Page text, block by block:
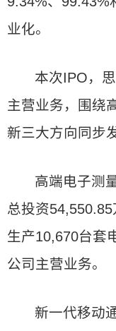
业化。
本次IPO，
主营业务，围绕
新三大方向同步
高端电子测
总投资
生产10,670台套
公司主营业务。
新一代移动